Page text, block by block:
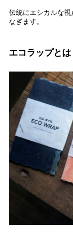
伝統にエシカルな
なぎます。
エコラップとは